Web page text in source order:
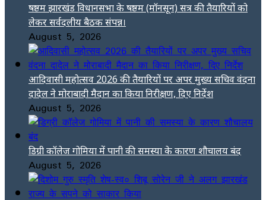
षष्ठम झारखंड विधानसभा के षष्ठम (मॉनसून) सत्र की तैयारियों को
लेकर सर्वदलीय बैठक संपन्न।
August 5, 2026
आदिवासी महोत्सव 2026 की तैयारियों पर अपर मुख्य सचिव वंदना
दादेल ने मोराबादी मैदान का किया निरीक्षण, दिए निर्देश
August 5, 2026
डिग्री कॉलेज गोमिया में पानी की समस्या के कारण शौचालय बंद
August 5, 2026